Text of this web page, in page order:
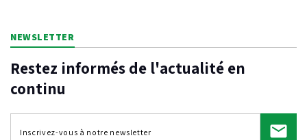
NEWSLETTER
Restez informés de l'actualité en
continu